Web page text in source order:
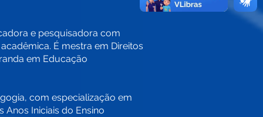
e pesquisadora com
É mestra em Direitos
em Educação
com especialização em
Anos Iniciais do Ensino